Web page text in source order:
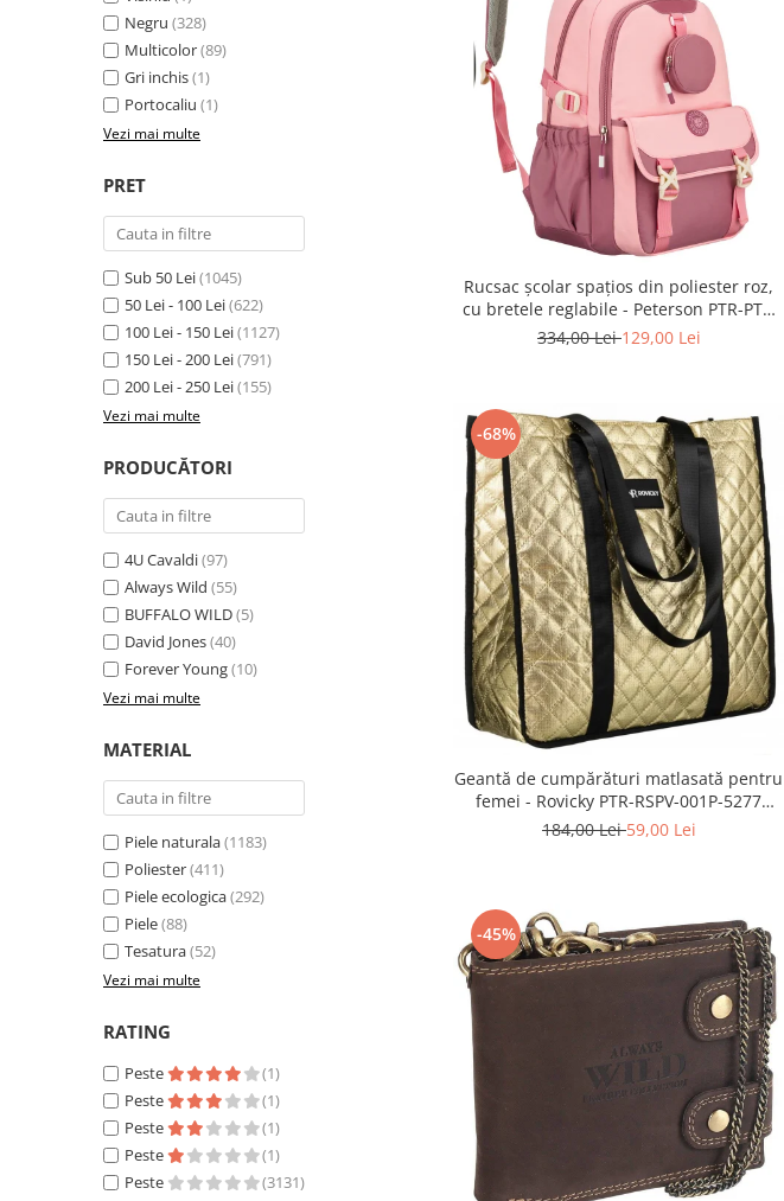
Negru (328)
Multicolor(89)
Gri inchis(1)
Portocaliu (1)
Vezi mai multe
PRET
Sub 50 Lei(1045)
50 Lei - 100 Lei(622)
100 Lei - 150 Lei(1127)
150 Lei - 200 Lei(791)
200 Lei - 250 Lei(155)
Vezi mai multe
PRODUCĂTORI
4U Cavaldi(97)
Always Wild (55)
BUFFALO WILD(5)
David Jones(40)
Forever Young(10)
Vezi mai multe
MATERIAL
Piele naturala(1183)
Poliester(411)
Piele ecologica(292)
Piele(88)
Tesatura(52)
Vezi mai multe
RATING
Peste
(1)
Peste
(1)
Peste
(1)
Peste
(1)
Peste
(3131)
Rucsac școlar spațios din poliester roz,
cu bretele reglabile - Peterson PTR-PTN
8610-1327 PINK
334,00 Lei129,00 Lei
-68%
Geantă de cumpărături matlasată pentru
femei - Rovicky PTR-RSPV-001P-5277
GOLD
184,00 Lei59,00 Lei
-45%